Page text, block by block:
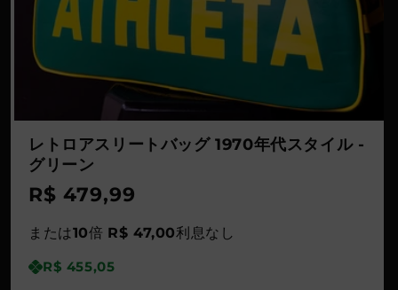
レトロアスリートバッグ 1970年代スタイル -
グリーン
通
常
R$ 479,99
または10倍 R$ 47,00利息なし
R$ 455,05